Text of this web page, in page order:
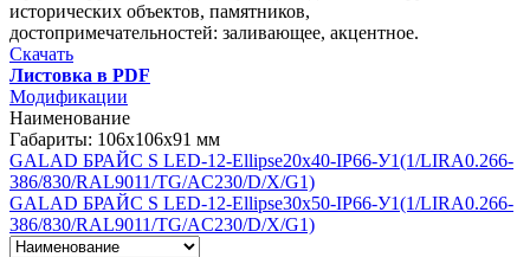
исторических объектов, памятников,
достопримечательностей: заливающее, акцентное.
Скачать
Листовка в PDF
Модификации
Наименование
Габариты: 106x106x91 мм
GALAD БРАЙС S LED-12-Ellipse20x40-IP66-У1(1/LIRA0.266-
386/830/RAL9011/TG/AC230/D/X/G1)
GALAD БРАЙС S LED-12-Ellipse30x50-IP66-У1(1/LIRA0.266-
386/830/RAL9011/TG/AC230/D/X/G1)